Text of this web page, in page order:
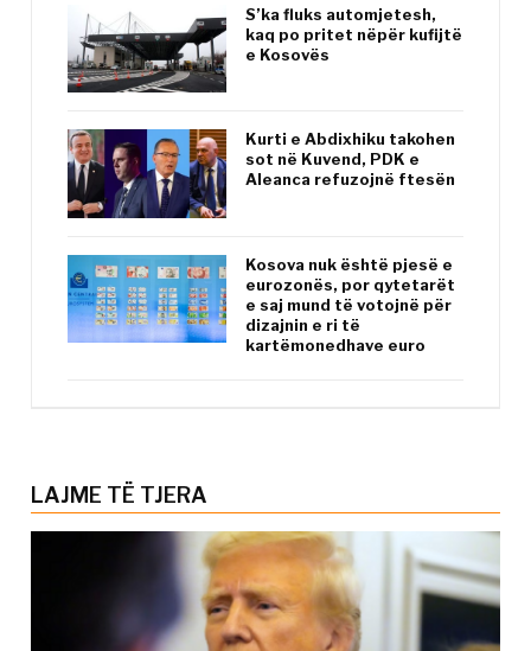
S’ka fluks automjetesh,
kaq po pritet nëpër kufijtë
e Kosovës
Kurti e Abdixhiku takohen
sot në Kuvend, PDK e
Aleanca refuzojnë ftesën
Kosova nuk është pjesë e
eurozonës, por qytetarët
e saj mund të votojnë për
dizajnin e ri të
kartëmonedhave euro
LAJME TË TJERA